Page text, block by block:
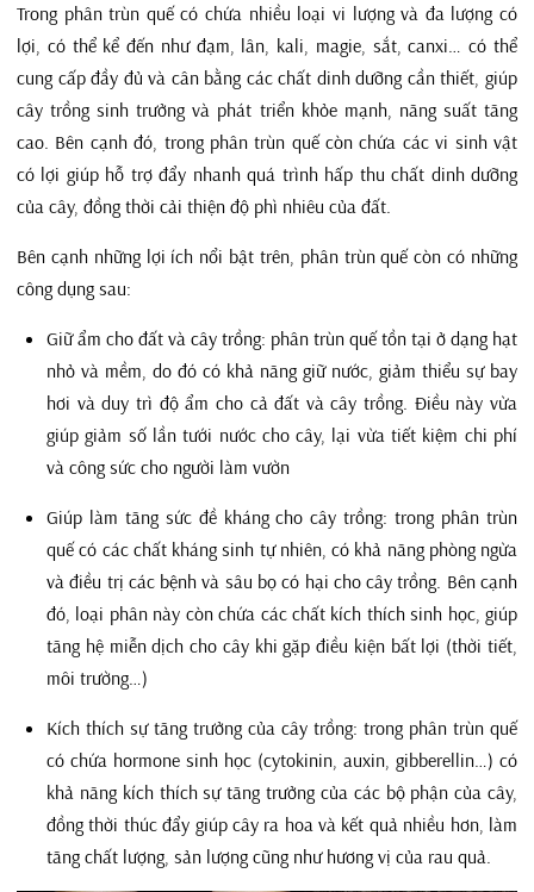
Trong phân trùn quế có chứa nhiều loại vi lượng và đa lượng có
lợi, có thể kể đến như đạm, lân, kali, magie, sắt, canxi… có thể
cung cấp đầy đủ và cân bằng các chất dinh dưỡng cần thiết, giúp
cây trồng sinh trưởng và phát triển khỏe mạnh, năng suất tăng
cao. Bên cạnh đó, trong phân trùn quế còn chứa các vi sinh vật
có lợi giúp hỗ trợ đẩy nhanh quá trình hấp thu chất dinh dưỡng
của cây, đồng thời cải thiện độ phì nhiêu của đất.
Bên cạnh những lợi ích nổi bật trên, phân trùn quế còn có những
công dụng sau:
Giữ ẩm cho đất và cây trồng: phân trùn quế tồn tại ở dạng hạt
nhỏ và mềm, do đó có khả năng giữ nước, giảm thiểu sự bay
hơi và duy trì độ ẩm cho cả đất và cây trồng. Điều này vừa
giúp giảm số lần tưới nước cho cây, lại vừa tiết kiệm chi phí
và công sức cho người làm vườn
Giúp làm tăng sức đề kháng cho cây trồng: trong phân trùn
quế có các chất kháng sinh tự nhiên, có khả năng phòng ngừa
và điều trị các bệnh và sâu bọ có hại cho cây trồng. Bên cạnh
đó, loại phân này còn chứa các chất kích thích sinh học, giúp
tăng hệ miễn dịch cho cây khi gặp điều kiện bất lợi (thời tiết,
môi trường…)
Kích thích sự tăng trưởng của cây trồng: trong phân trùn quế
có chứa hormone sinh học (cytokinin, auxin, gibberellin…) có
khả năng kích thích sự tăng trưởng của các bộ phận của cây,
đồng thời thúc đẩy giúp cây ra hoa và kết quả nhiều hơn, làm
tăng chất lượng, sản lượng cũng như hương vị của rau quả.